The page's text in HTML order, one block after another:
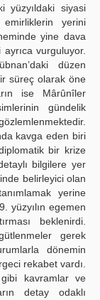
yüzyıldaki siyasi
emirliklerin yerini
yine dava
vurguluyor.
düzen
süreç olarak öne
ise Mârûnîler
gündelik
kavga eden biri
bir krize
bilgilere yer
belirleyici olan
yerine
yüzyılın egemen
beklenirdi.
gerek
dönemin
rekabet vardı.
gibi kavramlar ve
detay odaklı